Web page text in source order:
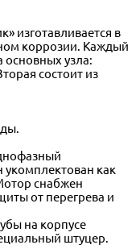
изготавливается в
коррозии. Каждый
основных узла:
состоит из
укомплектован как
снабжен
от перегрева и
на корпусе
штуцер.